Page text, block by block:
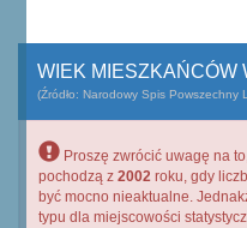
WIEK MIESZKAŃCÓW
(Źródło: Narodowy Spis Powszechny
Proszę zwrócić uwagę na
pochodzą z 2002 roku, gdy
być mocno nieaktualne.
typu dla miejscowości